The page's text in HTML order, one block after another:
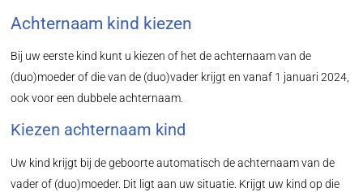
Achternaam kind kiezen
Bij uw eerste kind kunt u kiezen of het de achternaam van de
(duo)moeder of die van de (duo)vader krijgt en vanaf 1 januari 2024,
ook voor een dubbele achternaam.
Kiezen achternaam kind
Uw kind krijgt bij de geboorte automatisch de achternaam van de
vader of (duo)moeder. Dit ligt aan uw situatie. Krijgt uw kind op die